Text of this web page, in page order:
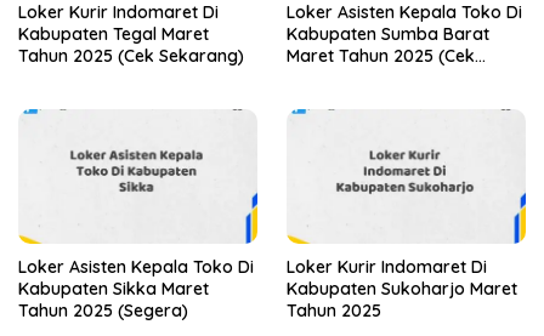
Loker Kurir Indomaret Di
Kabupaten Tegal Maret
Tahun 2025 (Cek Sekarang)
Loker Asisten Kepala Toko Di
Kabupaten Sumba Barat
Maret Tahun 2025 (Cek
Loker Asisten Kepala Toko Di
Kabupaten Sikka Maret
Tahun 2025 (Segera)
Loker Kurir Indomaret Di
Kabupaten Sukoharjo Maret
Tahun 2025